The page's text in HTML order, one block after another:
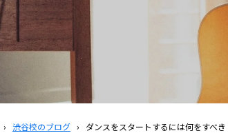
› 渋谷校のブログ › ダンスをスタートするには何をすべき